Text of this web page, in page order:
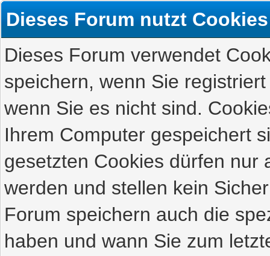
Dieses Forum nutzt Cookies
Dieses Forum verwendet
speichern, wenn Sie
wenn Sie es nicht sind.
Ihrem Computer gespeichert
gesetzten Cookies dürfen nur
werden und stellen kein
Forum speichern auch die
haben und wann Sie zum